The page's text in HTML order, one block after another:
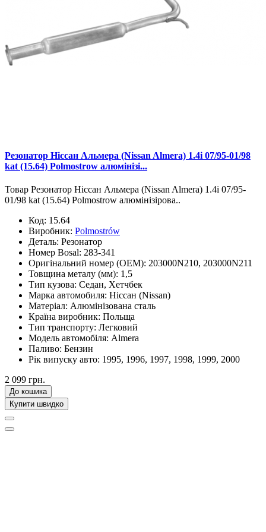
Резонатор Ніссан Альмера (Nissan Almera) 1.4i 07/95-01/98
kat (15.64) Polmostrow алюмінізі...
Товар Резонатор Ніссан Альмера (Nissan Almera) 1.4i 07/95-
01/98 kat (15.64) Polmostrow алюмінізірова..
Код: 15.64
Виробник: Polmostrów
Деталь: Резонатор
Номер Bosal: 283-341
Оригінальний номер (OEM): 203000N210, 203000N211
Товщина металу (мм): 1,5
Тип кузова: Седан, Хетчбек
Марка автомобиля: Ніссан (Nissan)
Матеріал: Алюмінізована сталь
Країна виробник: Польща
Тип транспорту: Легковий
Модель автомобіля: Almera
Паливо: Бензин
Рік випуску авто: 1995, 1996, 1997, 1998, 1999, 2000
2 099 грн.
До кошика
Купити швидко